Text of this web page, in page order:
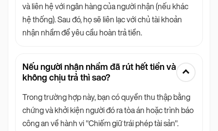
và liên hệ với ngân hàng của người nhận (nếu khác
hệ thống). Sau đó, họ sẽ liên lạc với chủ tài khoản
nhận nhầm để yêu cầu hoàn trả tiền.
Nếu người nhận nhầm đã rút hết tiền và
không chịu trả thì sao?
Trong trường hợp này, bạn có quyền thu thập bằng
chứng và khởi kiện người đó ra tòa án hoặc trình báo
công an về hành vi "Chiếm giữ trái phép tài sản".